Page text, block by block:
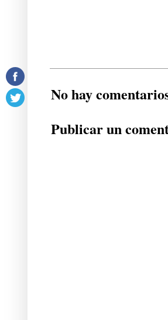
No hay
Publicar un